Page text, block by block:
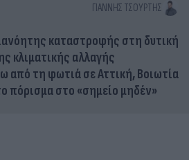
ΓΙΆΝΝΗΣ ΤΣΟΎΡΤΗΣ
καταστροφής στη δυτική
κλιματικής αλλαγής
από τη φωτιά σε Αττική, Βοιωτία
πόρισμα στο «σημείο μηδέν»